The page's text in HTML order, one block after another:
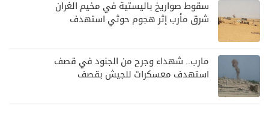
سقوط صواريخ باليستية في مخيم الغران
شرق مأرب إثر هجوم حوثي استهدف
مارب.. شهداء وجرح من الجنود في قصف
استهدف معسكرات للجيش بقصف